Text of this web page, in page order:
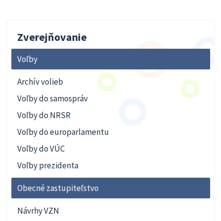
Zverejňovanie
Voľby
Archív volieb
Voľby do samospráv
Voľby do NRSR
Voľby do europarlamentu
Voľby do VÚC
Voľby prezidenta
Obecné zastupiteľstvo
Návrhy VZN